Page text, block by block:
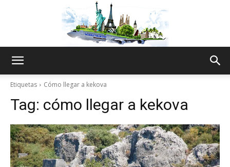
Thru
Etiquetas Cómo llegar a kekova
Tag: cómo llegar a kekova